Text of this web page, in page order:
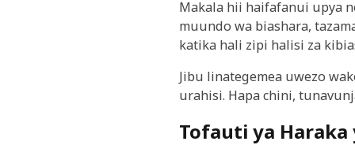
Makala hii haifafanui upya
muundo wa biashara,
katika hali zipi halisi za
Jibu linategemea uwezo
urahisi. Hapa chini,
Tofauti ya